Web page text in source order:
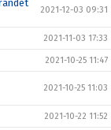
2021-12-03 09:31
2021-11-03 17:33
2021-10-25 11:47
2021-10-25 11:03
2021-10-22 11:52